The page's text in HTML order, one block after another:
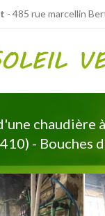
- 485 rue marcellin
chaudière
- Bouches